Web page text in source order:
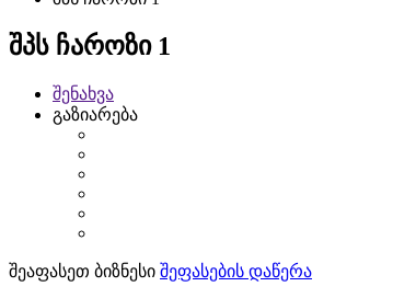
შპს ჩაროზი 1
შენახვა
გაზიარება
შეაფასეთ ბიზნესი შეფასების დაწერა